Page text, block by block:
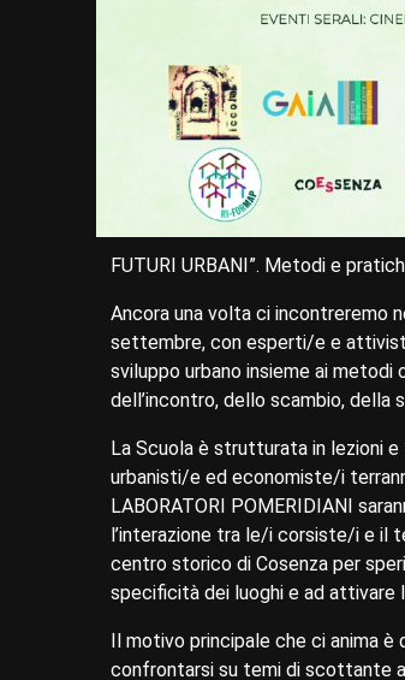
FUTURI URBANI”. Metodi e
Ancora una volta ci incontreremo
settembre, con esperti/e e
sviluppo urbano insieme ai
dell’incontro, dello scambio, della
La Scuola è strutturata in lezioni
urbanisti/e ed economiste/i
LABORATORI POMERIDIANI
l’interazione tra le/i corsiste/i e il
centro storico di Cosenza per
specificità dei luoghi e ad attivare
Il motivo principale che ci anima è
confrontarsi su temi di scottante